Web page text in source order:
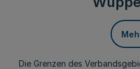
Die Grenzen des